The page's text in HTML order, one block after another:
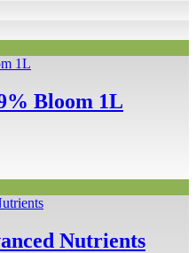
Bloom 1L
Nutrients